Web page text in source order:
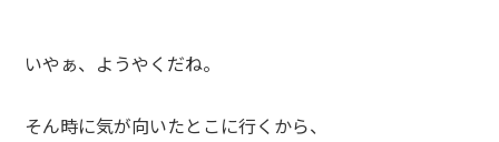
いやぁ、ようやくだね。
そん時に気が向いたとこに行くから、